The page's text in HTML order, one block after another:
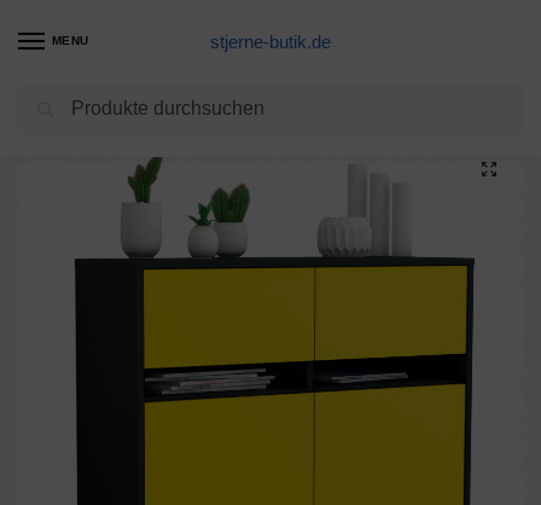
MENU stjerne-butik.de
Unkategorisiert / Sideboard Brunilde, Gelb (92x79x35cm)